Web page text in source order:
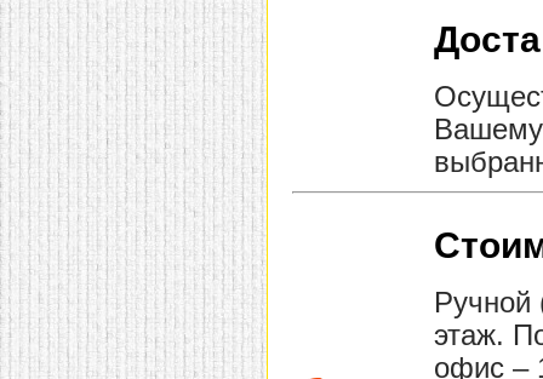
Вашему
Ручной
этаж.
офис –